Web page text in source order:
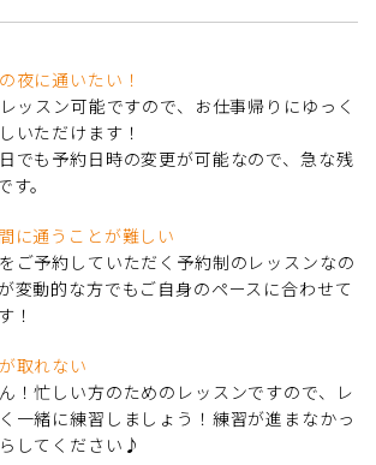
夜に通いたい！
ッスン可能ですので、お仕事帰りにゆっく
いただけます！
でも予約日時の変更が可能なので、急な残
。
に通うことが難しい
ご予約していただく予約制のレッスンなの
変動的な方でもご自身のペースに合わせて
！
取れない
！忙しい方のためのレッスンですので、レ
一緒に練習しましょう！練習が進まなかっ
してください♪